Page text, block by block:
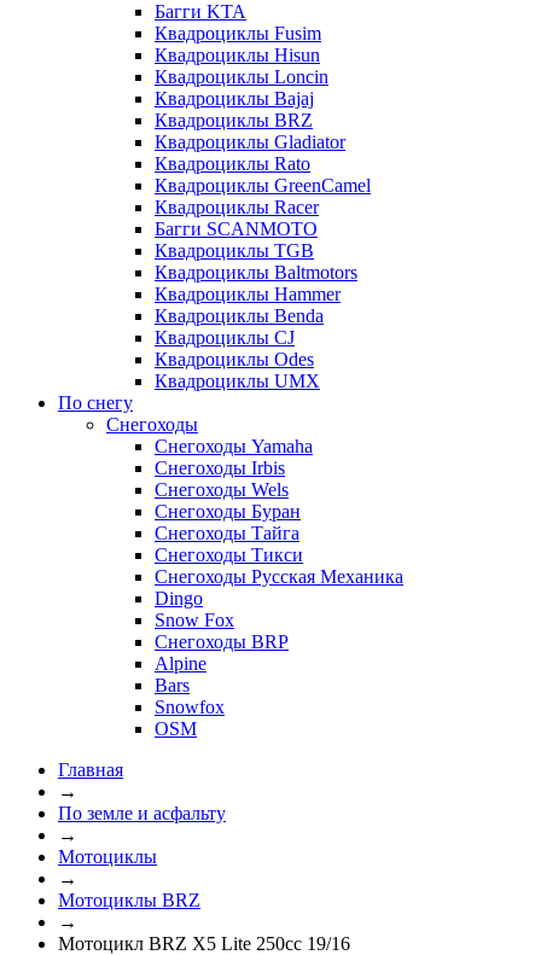
Багги KTA
Квадроциклы Fusim
Квадроциклы Hisun
Квадроциклы Loncin
Квадроциклы Bajaj
Квадроциклы BRZ
Квадроциклы Gladiator
Квадроциклы Rato
Квадроциклы GreenCamel
Квадроциклы Racer
Багги SCANMOTO
Квадроциклы TGB
Квадроциклы Baltmotors
Квадроциклы Hammer
Квадроциклы Benda
Квадроциклы CJ
Квадроциклы Odes
Квадроциклы UMX
По снегу
Снегоходы
Снегоходы Yamaha
Снегоходы Irbis
Снегоходы Wels
Снегоходы Буран
Снегоходы Тайга
Снегоходы Тикси
Снегоходы Русская Механика
Dingo
Snow Fox
Снегоходы BRP
Alpine
Bars
Snowfox
OSM
Главная
→
По земле и асфальту
→
Мотоциклы
→
Мотоциклы BRZ
→
Мотоцикл BRZ X5 Lite 250cc 19/16